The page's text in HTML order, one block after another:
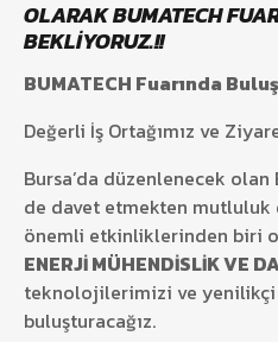
OLARAK BUMATECH
BEKLİYORUZ.!!
BUMATECH Fuarında
Değerli İş Ortağımız ve
Bursa’da düzenlenecek olan
de davet etmekten mutluluk
önemli etkinliklerinden biri
ENERJİ MÜHENDİSLİK VE
teknolojilerimizi ve
buluşturacağız.